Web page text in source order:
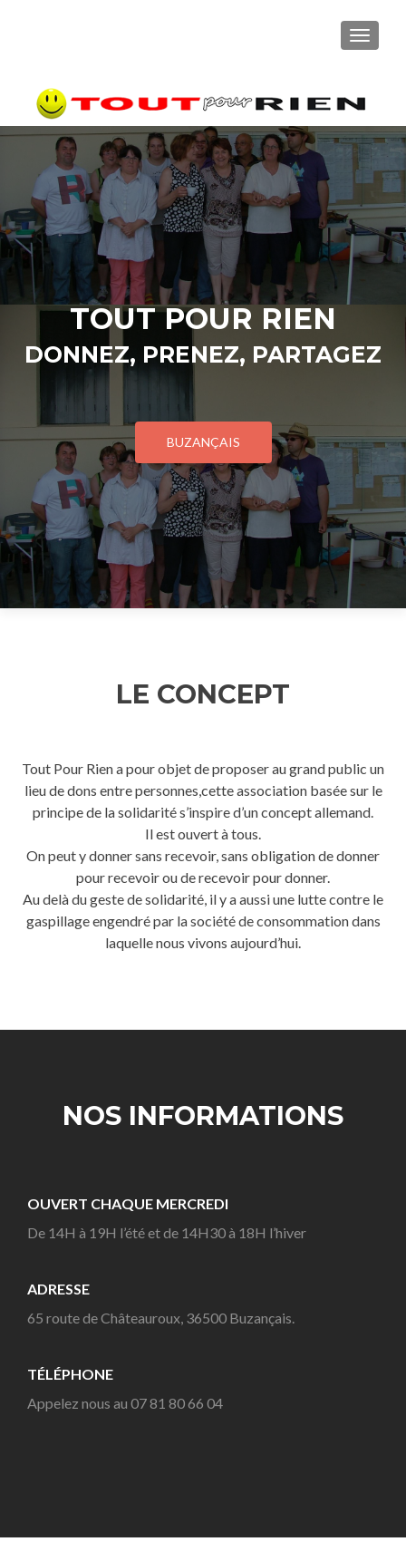
TOUT POUR RIEN
DONNEZ, PRENEZ, PARTAGEZ
BUZANÇAIS
LE CONCEPT
Tout Pour Rien a pour objet de proposer au grand public un
lieu de dons entre personnes,cette association basée sur le
principe de la solidarité s’inspire d’un concept allemand.
Il est ouvert à tous.
On peut y donner sans recevoir, sans obligation de donner
pour recevoir ou de recevoir pour donner.
Au delà du geste de solidarité, il y a aussi une lutte contre le
gaspillage engendré par la société de consommation dans
laquelle nous vivons aujourd’hui.
NOS INFORMATIONS
OUVERT CHAQUE MERCREDI
De 14H à 19H l’été et de 14H30 à 18H l’hiver
ADRESSE
65 route de Châteauroux, 36500 Buzançais.
TÉLÉPHONE
Appelez nous au 07 81 80 66 04